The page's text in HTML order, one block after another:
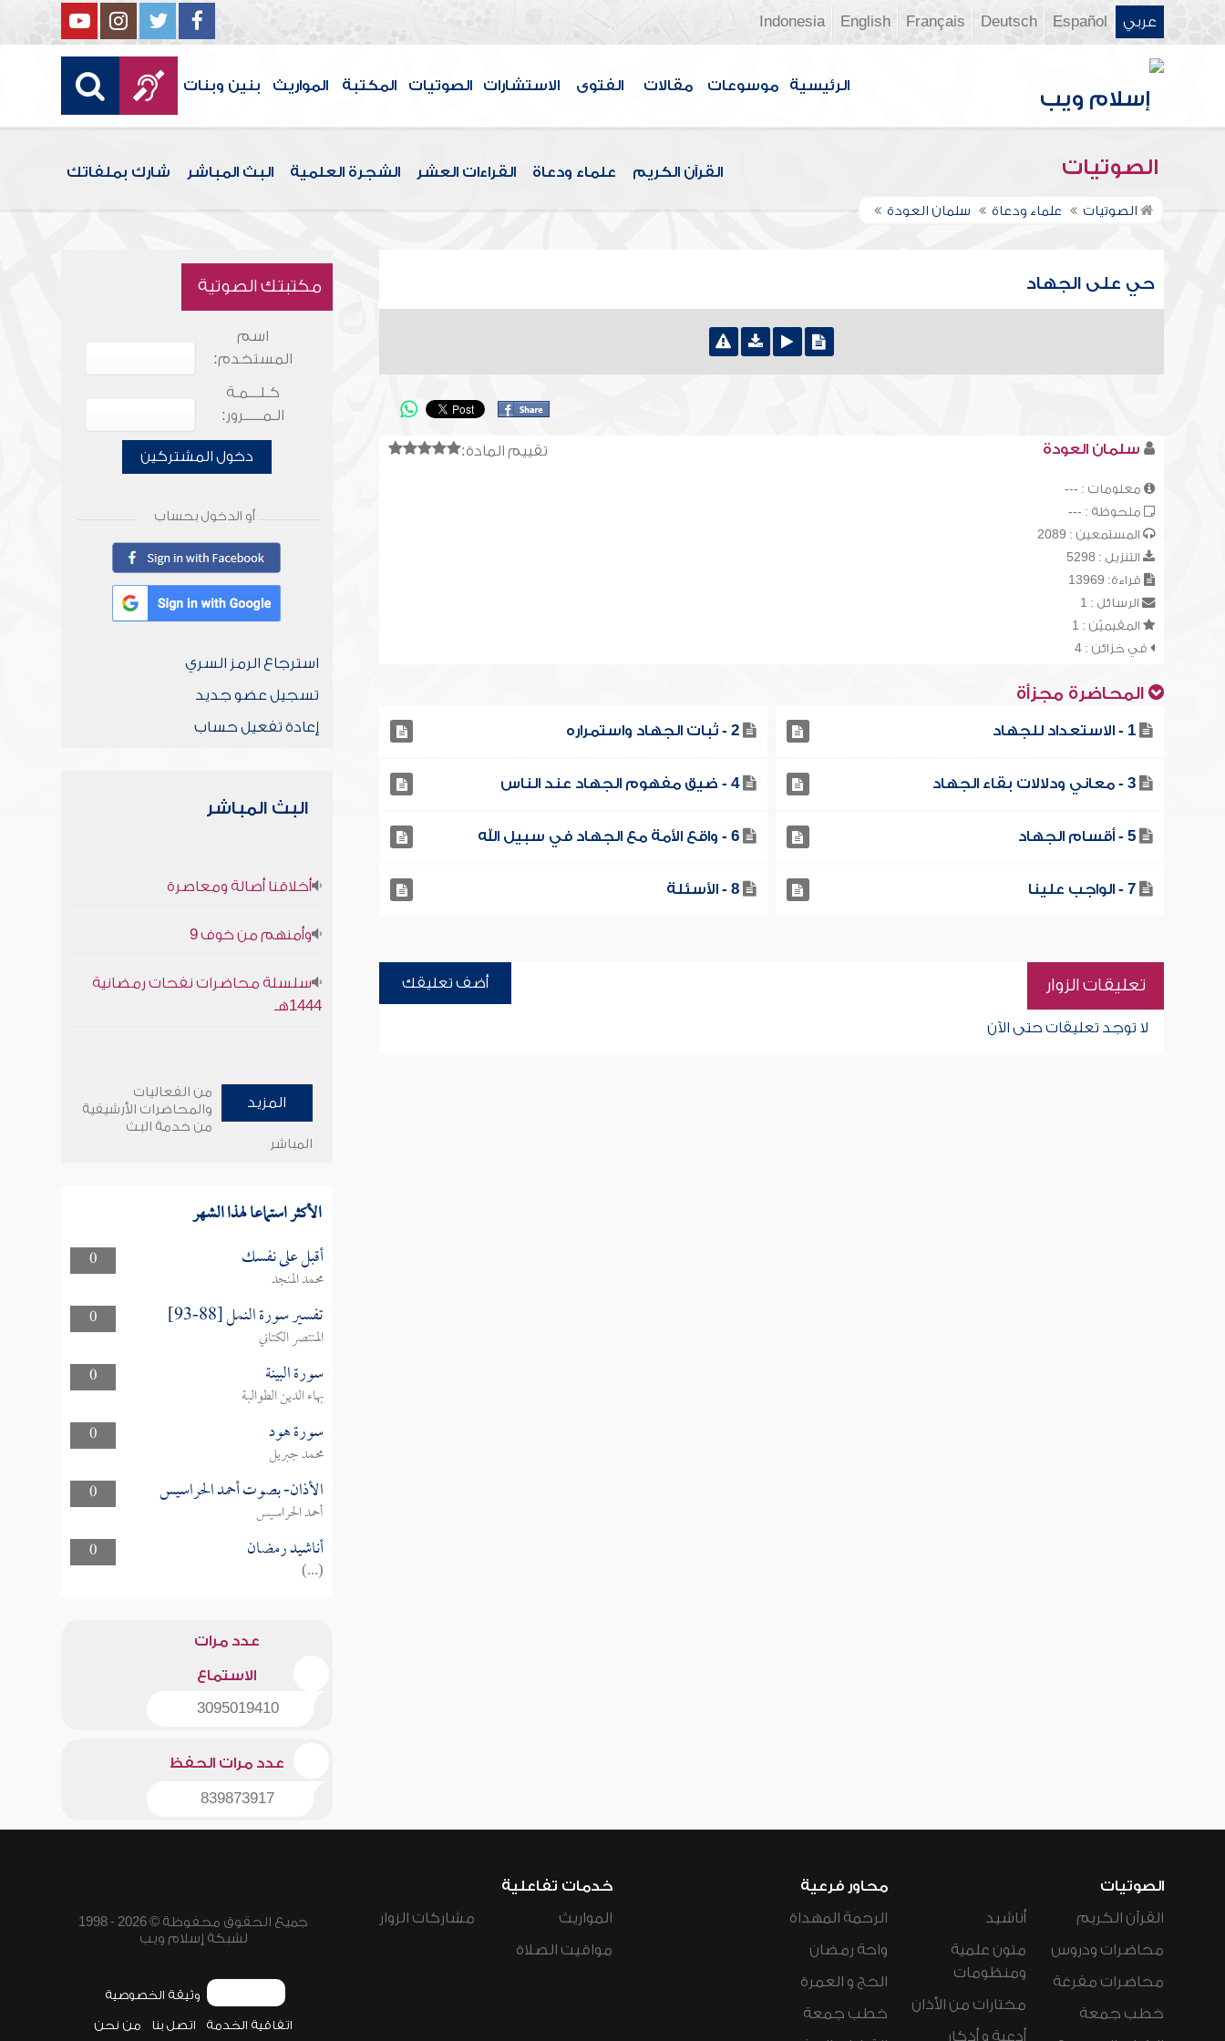
عربي Español
Deutsch
Français
English
Indonesia
الرئيسية موسوعات مقالات الفتوى الاستشارات الصوتيات المكتبة المواريث بنين وبنات
الصوتيات القرآن الكريم علماء ودعاة القراءات العشر الشجرة العلمية البث المباشر شارك بملفاتك
الصوتيات علماء ودعاة سلمان العودة
حي على الجهاد
تقييم المادة: سلمان العودة
معلومات : ---
ملحوظة : ---
المستمعين : 2089
التنزيل : 5298
قراءة: 13969
الرسائل : 1
المقيميّن : 1
في خزائن : 4
المحاضرة مجزأة
1 - الاستعداد للجهاد 2 - ثبات الجهاد واستمراره
3 - معاني ودلالات بقاء الجهاد 4 - ضيق مفهوم الجهاد عند الناس
5 - أقسام الجهاد 6 - واقع الأمة مع الجهاد في سبيل الله
7 - الواجب علينا 8 - الأسئلة
تعليقات الزوار أضف تعليقك
لا توجد تعليقات حتى الآن
مكتبتك الصوتية
اسم
المستخدم:
كـلـــمـة
الـمـــــرور:
دخول المشتركين
أو الدخول بحساب
استرجاع الرمز السري
تسجيل عضو جديد
إعادة تفعيل حساب
البث المباشر
أخلاقنا أصالة ومعاصرة
وأمنهم من خوف 9
سلسلة محاضرات نفحات رمضانية
1444هـ
المزيد
من الفعاليات
والمحاضرات الأرشيفية
من خدمة البث
المباشر
الأكثر استماعا لهذا الشهر
0 أقبل على نفسك
محمد المنجد
0
تفسير سورة النمل [88-93]
المنتصر الكتاني
0
سورة البينة
بهاء الدين الطوالبة
0
سورة هود
محمد جبريل
0
الأذان- بصوت أحمد الحراسيس
أحمد الحراسيس
0
أناشيد رمضان
(...)
عدد مرات
الاستماع
3095019410
عدد مرات الحفظ
839873917
الصوتيات
القرآن الكريم
محاضرات ودروس
محاضرات مفرغة
خطب جمعة
أناشيد
متون علمية
ومنظومات
مختارات من الأذان
أدعية و أذكار
محاور فرعية
الرحمة المهداة
واحة رمضان
الحج و العمرة
خطب جمعة
خدمات تفاعلية
المواريث
مواقيت الصلاة
مشاركات الزوار
جميع الحقوق محفوظة © 2026 - 1998
لشبكة إسلام ويب
وثيقة الخصوصية
اتفاقية الخدمة اتصل بنا من نحن